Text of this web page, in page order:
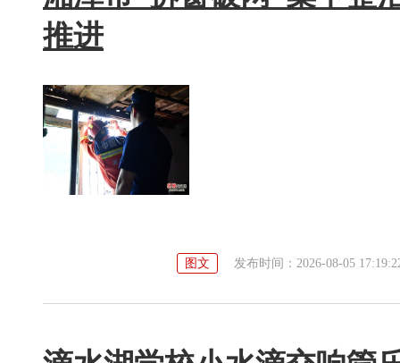
推进
图文 发布时间：2026-08-05